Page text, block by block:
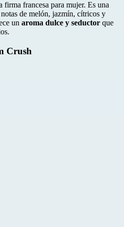
firma francesa para mujer. Es una
de melón, jazmín, cítricos y
un aroma dulce y seductor que
Crush